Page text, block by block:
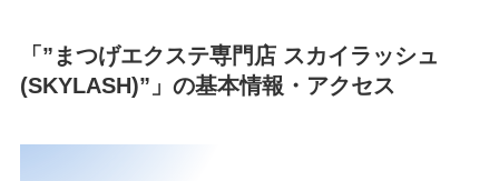
「”まつげエクステ専門店 スカイラッシュ
(SKYLASH)”」の基本情報・アクセス